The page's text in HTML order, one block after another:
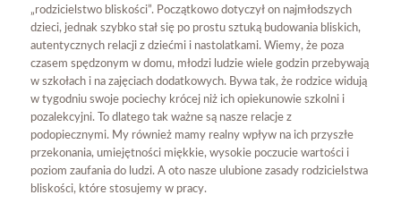
„rodzicielstwo bliskości”. Początkowo dotyczył on najmłodszych
dzieci, jednak szybko stał się po prostu sztuką budowania bliskich,
autentycznych relacji z dziećmi i nastolatkami. Wiemy, że poza
czasem spędzonym w domu, młodzi ludzie wiele godzin przebywają
w szkołach i na zajęciach dodatkowych. Bywa tak, że rodzice widują
w tygodniu swoje pociechy krócej niż ich opiekunowie szkolni i
pozalekcyjni. To dlatego tak ważne są nasze relacje z
podopiecznymi. My również mamy realny wpływ na ich przyszłe
przekonania, umiejętności miękkie, wysokie poczucie wartości i
poziom zaufania do ludzi. A oto nasze ulubione zasady rodzicielstwa
bliskości, które stosujemy w pracy.